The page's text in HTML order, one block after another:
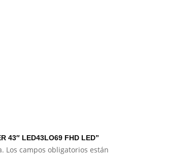
43″ LED43LO69 FHD LED”
Los campos obligatorios están